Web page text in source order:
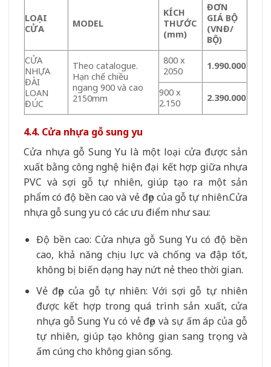
LOẠI
CỬA
MODEL
KÍCH
THƯỚC
(mm)
ĐƠN
GIÁ BỘ
(VNĐ/
BỘ)
CỬA
NHỰA
ĐÀI
LOAN
ĐÚC
Theo catalogue.
Hạn chế chiều
ngang 900 và cao
2150mm
800 x
2050
1.990.000
900 x
2.150
2.390.000
4.4. Cửa nhựa gỗ sung yu
Cửa nhựa gỗ Sung Yu là một loại cửa được sản
xuất bằng công nghệ hiện đại kết hợp giữa nhựa
PVC và sợi gỗ tự nhiên, giúp tạo ra một sản
phẩm có độ bền cao và vẻ đẹp của gỗ tự nhiên.Cửa
nhựa gỗ sung yu có các ưu điểm như sau:
Độ bền cao: Cửa nhựa gỗ Sung Yu có độ bền
cao, khả năng chịu lực và chống va đập tốt,
không bị biến dạng hay nứt nẻ theo thời gian.
Vẻ đẹp của gỗ tự nhiên: Với sợi gỗ tự nhiên
được kết hợp trong quá trình sản xuất, cửa
nhựa gỗ Sung Yu có vẻ đẹp và sự ấm áp của gỗ
tự nhiên, giúp tạo không gian sang trọng và
ấm cúng cho không gian sống.